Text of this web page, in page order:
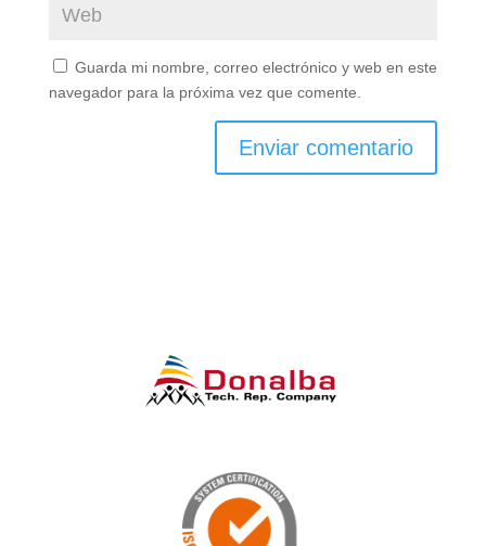
Guarda mi nombre, correo electrónico y web en este
navegador para la próxima vez que comente.